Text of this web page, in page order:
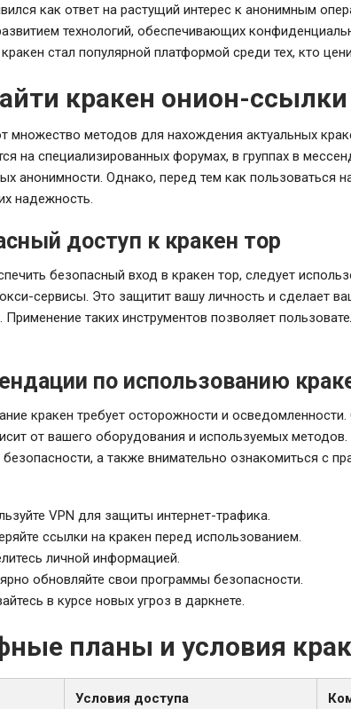
как ответ на растущий интерес к анонимным
технологий, обеспечивающих
стал популярной платформой среди тех, кто
кракен онион-ссылки
множество методов для нахождения актуальных
на специализированных форумах, в группах в
анонимности. Однако, перед тем как пользоваться
надежность.
доступ к кракен тор
безопасный вход в кракен тор, следует
сервисы. Это защитит вашу личность и сделает
Применение таких инструментов позволяет
по использованию
кракен требует осторожности и
от вашего оборудования и используемых
а также внимательно ознакомиться с
VPN для защиты интернет-трафика.
ссылки на кракен перед использованием.
личной информацией.
обновляйте свои программы безопасности.
в курсе новых угроз в даркнете.
планы и условия
Условия доступа